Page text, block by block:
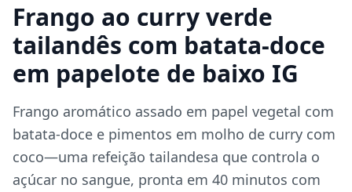
Frango ao curry verde
tailandês com batata-doce
em papelote de baixo IG
Frango aromático assado em papel vegetal com
batata-doce e pimentos em molho de curry com
coco—uma refeição tailandesa que controla o
açúcar no sangue, pronta em 40 minutos com